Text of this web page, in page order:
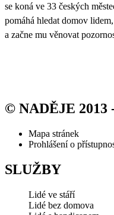
se koná ve 33 českých
pomáhá hledat domov
a začne mu věnovat
© NADĚJE 2013
Mapa stránek
Prohlášení o
SLUŽBY
Lidé ve stáří
Lidé bez domova